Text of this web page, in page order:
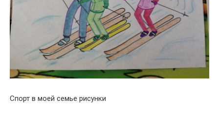
Спорт в моей семье рисунки